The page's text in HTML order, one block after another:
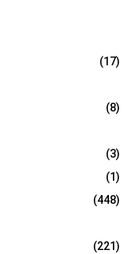
(17)
(8)
(3)
(1)
(448)
(221)